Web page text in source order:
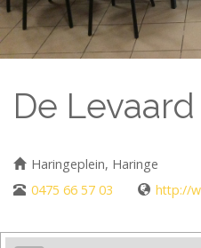
De Levaard
Haringeplein, Haringe
0475 66 57 03
http://